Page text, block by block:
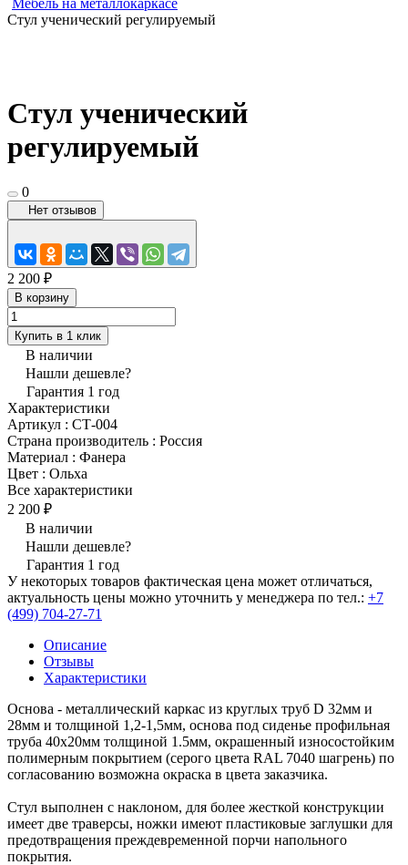
Мебель на металлокаркасе
Стул ученический регулируемый
Стул ученический
регулируемый
0
Нет отзывов
2 200 ₽
В корзину
Купить в 1 клик
В наличии
Нашли дешевле?
Гарантия 1 год
Характеристики
Артикул : СТ-004
Страна производитель : Россия
Материал : Фанера
Цвет : Ольха
Все характеристики
2 200 ₽
В наличии
Нашли дешевле?
Гарантия 1 год
У некоторых товаров фактическая цена может отличаться,
актуальность цены можно уточнить у менеджера по тел.: +7
(499) 704-27-71
Описание
Отзывы
Характеристики
Основа - металлический каркас из круглых труб D 32мм и
28мм и толщиной 1,2-1,5мм, основа под сиденье профильная
труба 40х20мм толщиной 1.5мм, окрашенный износостойким
полимерным покрытием (серого цвета RAL 7040 шагрень) по
согласованию возможна окраска в цвета заказчика.
Стул выполнен с наклоном, для более жесткой конструкции
имеет две траверсы, ножки имеют пластиковые заглушки для
предотвращения преждевременной порчи напольного
покрытия.